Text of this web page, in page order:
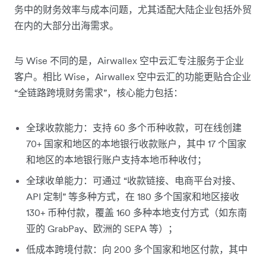
务中的财务效率与成本问题，尤其适配大陆企业包括外贸
在内的大部分出海需求。
与 Wise 不同的是，Airwallex 空中云汇专注服务于企业
客户。相比 Wise，Airwallex 空中云汇的功能更贴合企业
“全链路跨境财务需求”，核心能力包括：
全球收款能力：支持 60 多个币种收款，可在线创建
70+ 国家和地区的本地银行收款账户，其中 17 个国家
和地区的本地银行账户支持本地币种收付；
全球收单能力：可通过 “收款链接、电商平台对接、
API 定制” 等多种方式，在 180 多个国家和地区接收
130+ 币种付款，覆盖 160 多种本地支付方式（如东南
亚的 GrabPay、欧洲的 SEPA 等）；
低成本跨境付款：向 200 多个国家和地区付款，其中